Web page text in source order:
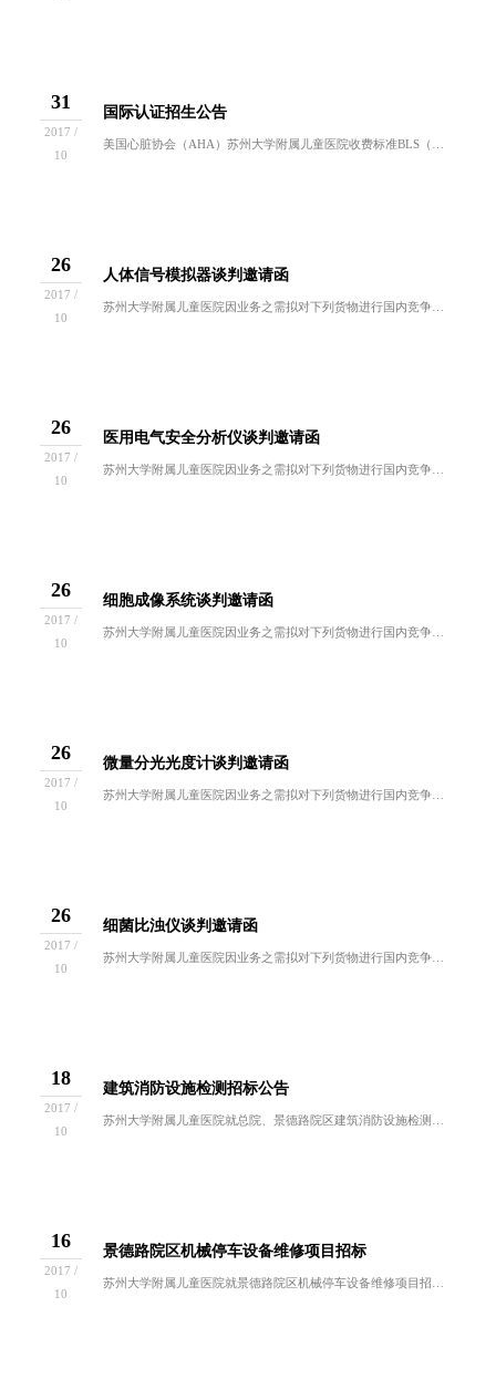
31
2017 /
10
国际认证招生公告
美国心脏协会（AHA）苏州大学附属儿童医院收费标准BLS（基础生命支持）：中文授课400元/人（4.5小时）（AHA认证）全英文授课600元...
26
2017 /
10
人体信号模拟器谈判邀请函
苏州大学附属儿童医院因业务之需拟对下列货物进行国内竞争性谈判采购。欢迎符合谈判资格要求的供应商前来报名参与。一、招标编号：ZB2017-YL...
26
2017 /
10
医用电气安全分析仪谈判邀请函
苏州大学附属儿童医院因业务之需拟对下列货物进行国内竞争性谈判采购。欢迎符合谈判资格要求的供应商前来报名参与。一、招标编号：ZB2017-YL...
26
2017 /
10
细胞成像系统谈判邀请函
苏州大学附属儿童医院因业务之需拟对下列货物进行国内竞争性谈判采购。欢迎符合谈判资格要求的供应商前来报名参与。一、招标编号：ZB2017-YL...
26
2017 /
10
微量分光光度计谈判邀请函
苏州大学附属儿童医院因业务之需拟对下列货物进行国内竞争性谈判采购。欢迎符合谈判资格要求的供应商前来报名参与。一、招标编号：ZB2017-YL...
26
2017 /
10
细菌比浊仪谈判邀请函
苏州大学附属儿童医院因业务之需拟对下列货物进行国内竞争性谈判采购。欢迎符合谈判资格要求的供应商前来报名参与。一、招标编号：ZB2017-YL...
18
2017 /
10
建筑消防设施检测招标公告
苏州大学附属儿童医院就总院、景德路院区建筑消防设施检测项目招标，欢迎符合招标要求、有履约能力的单位，根据本邀请函的有关要求前来投标：一、项目...
16
2017 /
10
景德路院区机械停车设备维修项目招标
苏州大学附属儿童医院就景德路院区机械停车设备维修项目招标，欢迎符合招标要求、有履约能力的单位，根据本邀请函的有关要求前来投标：一、项目名称苏...